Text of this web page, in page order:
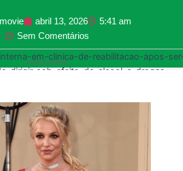
abril 13, 2026
5:41 am
Sem Comentários
PUBLICIDADE